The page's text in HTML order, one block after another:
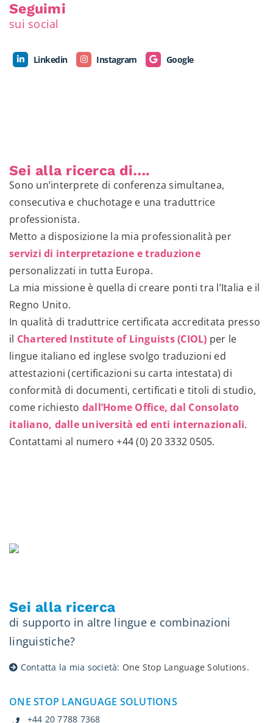
Seguimi
sui social
Linkedin Instagram Google
Sei alla ricerca di….
Sono un’interprete di conferenza simultanea,
consecutiva e chuchotage e una traduttrice
professionista.
Metto a disposizione la mia professionalità per
servizi di interpretazione e traduzione
personalizzati in tutta Europa.
La mia missione è quella di creare ponti tra l’Italia e il
Regno Unito.
In qualità di traduttrice certificata accreditata presso
il Chartered Institute of Linguists (CIOL) per le
lingue italiano ed inglese svolgo traduzioni ed
attestazioni (certificazioni su carta intestata) di
conformità di documenti, certificati e titoli di studio,
come richiesto dall’Home Office, dal Consolato
italiano, dalle università ed enti internazionali.
Contattami al numero+44 (0) 20 3332 0505.
Sei alla ricerca
di supporto in altre lingue e combinazioni
linguistiche?
Contatta la mia società: One Stop Language Solutions.
ONE STOP LANGUAGE SOLUTIONS
+44 20 7788 7368